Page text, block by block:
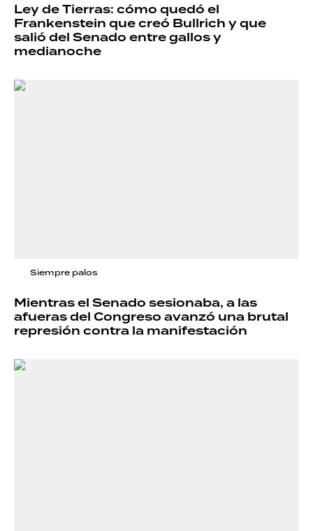
Ley de Tierras: cómo quedó el
Frankenstein que creó Bullrich y que
salió del Senado entre gallos y
medianoche
Siempre palos
Mientras el Senado sesionaba, a las
afueras del Congreso avanzó una brutal
represión contra la manifestación